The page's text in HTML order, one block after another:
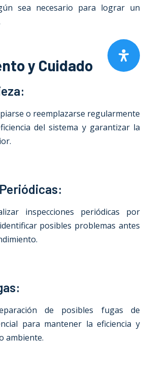
sea necesario para lograr un
y Cuidado
o reemplazarse regularmente
del sistema y garantizar la
inspecciones periódicas por
posibles problemas antes
de posibles fugas de
para mantener la eficiencia y
ambiente.